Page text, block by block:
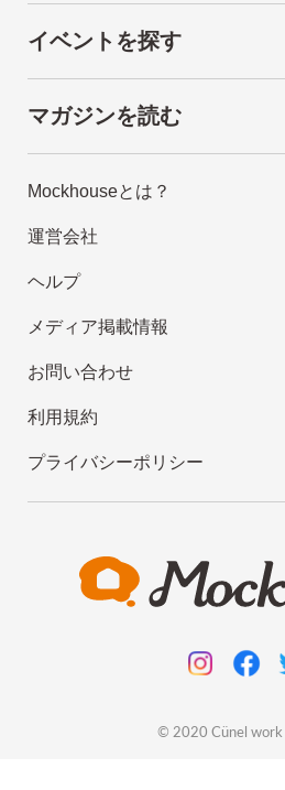
イベントを探す
マガジンを読む
Mockhouseとは？
運営会社
ヘルプ
メディア掲載情報
お問い合わせ
利用規約
プライバシーポリシー
© 2020 Cünel work